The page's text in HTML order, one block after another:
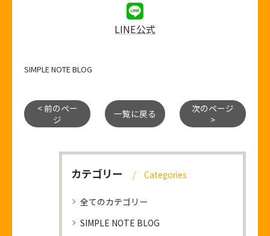
LINE公式
SIMPLE NOTE BLOG
< 前のペー
ジ
一覧に戻る
次のページ
>
カテゴリー Categories
全てのカテゴリー
SIMPLE NOTE BLOG